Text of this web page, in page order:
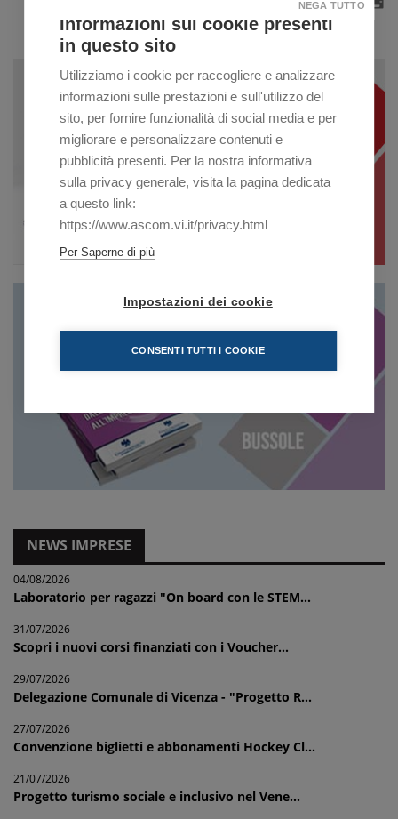
NEWS IMPRESE
04/08/2026
Laboratorio per ragazzi "On board con le STEM...
31/07/2026
Scopri i nuovi corsi finanziati con i Voucher...
29/07/2026
Delegazione Comunale di Vicenza - "Progetto R...
27/07/2026
Convenzione biglietti e abbonamenti Hockey Cl...
21/07/2026
Progetto turismo sociale e inclusivo nel Vene...
Informazioni sui cookie presenti
in questo sito
Utilizziamo i cookie per raccogliere e analizzare
informazioni sulle prestazioni e sull'utilizzo del
sito, per fornire funzionalità di social media e per
migliorare e personalizzare contenuti e
pubblicità presenti. Per la nostra informativa
sulla privacy generale, visita la pagina dedicata
a questo link:
https://www.ascom.vi.it/privacy.html
Per Saperne di più
Impostazioni dei cookie
NEGA TUTTO
CONSENTI TUTTI I COOKIE